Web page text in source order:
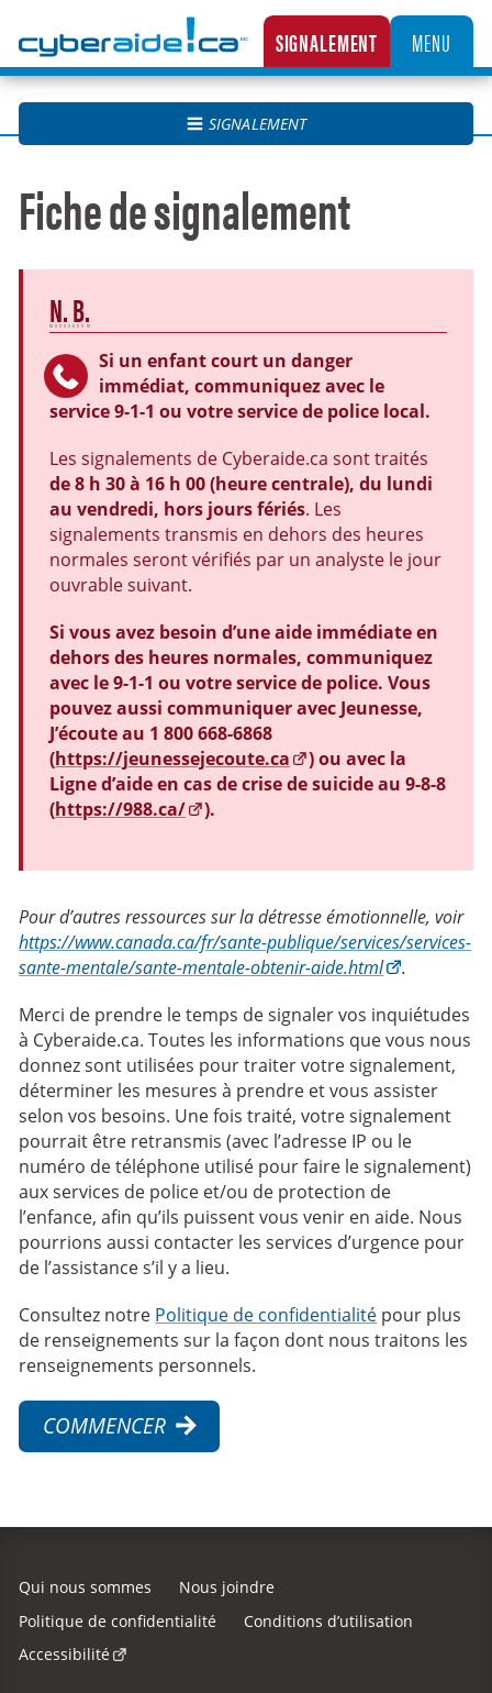
LA CENTRALE CANADIENNE DE SIGNALEMENT DES CAS D’EXPLOITATION SEXUELLE
SIGNALEMENT MENU
SIGNALEMENT
Fiche de signalement
N. B.
Si un enfant court un danger
immédiat, communiquez avec le
service 9-1-1 ou votre service de police local.
Les signalements de Cyberaide.ca sont traités
de 8 h 30 à 16 h 00 (heure centrale), du lundi
au vendredi, hors jours fériés. Les
signalements transmis en dehors des heures
normales seront vérifiés par un analyste le jour
ouvrable suivant.
Si vous avez besoin d’une aide immédiate en
dehors des heures normales, communiquez
avec le 9-1-1 ou votre service de police. Vous
pouvez aussi communiquer avec Jeunesse,
J’écoute au 1 800 668-6868
(https://jeunessejecoute.ca
) ou avec la
Ligne d’aide en cas de crise de suicide au 9-8-8
(https://988.ca/ ).
Pour d’autres ressources sur la détresse émotionnelle, voir
https://www.canada.ca/fr/sante-publique/services/services-
sante-mentale/sante-mentale-obtenir-aide.html
.
Merci de prendre le temps de signaler vos inquiétudes
à Cyberaide.ca. Toutes les informations que vous nous
donnez sont utilisées pour traiter votre signalement,
déterminer les mesures à prendre et vous assister
selon vos besoins. Une fois traité, votre signalement
pourrait être retransmis (avec l’adresse IP ou le
numéro de téléphone utilisé pour faire le signalement)
aux services de police et/ou de protection de
l’enfance, afin qu’ils puissent vous venir en aide. Nous
pourrions aussi contacter les services d’urgence pour
de l’assistance s’il y a lieu.
Consultez notre Politique de confidentialité pour plus
de renseignements sur la façon dont nous traitons les
renseignements personnels.
COMMENCER
Qui nous sommes
Nous joindre
Politique de confidentialité
Conditions d’utilisation
Accessibilité